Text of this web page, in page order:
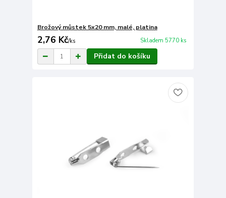
Brožový můstek 5x20 mm, malé, platina
2,76 Kč/ks Skladem 5770 ks
Přidat do košíku